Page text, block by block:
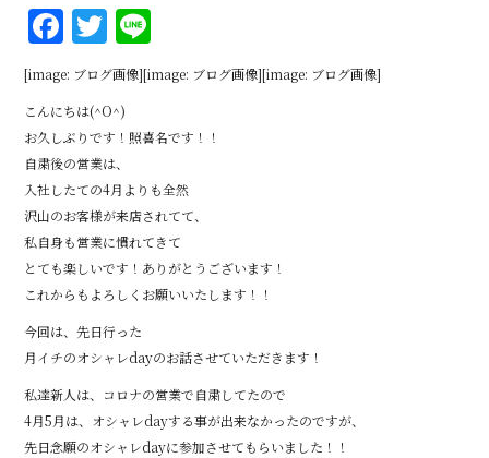
F
a
c
e
b
o
o
k
T
w
it
te
r
n
e
[image: ブログ画像][image: ブログ画像][image: ブログ画像]
こんにちは(^O^)
お久しぶりです！照喜名です！！
自粛後の営業は、
入社したての4月よりも全然
沢山のお客様が来店されてて、
私自身も営業に慣れてきて
とても楽しいです！ありがとうございます！
これからもよろしくお願いいたします！！
今回は、先日行った
月イチのオシャレdayのお話させていただきます！
私達新人は、コロナの営業で自粛してたので
4月5月は、オシャレdayする事が出来なかったのですが、
先日念願のオシャレdayに参加させてもらいました！！